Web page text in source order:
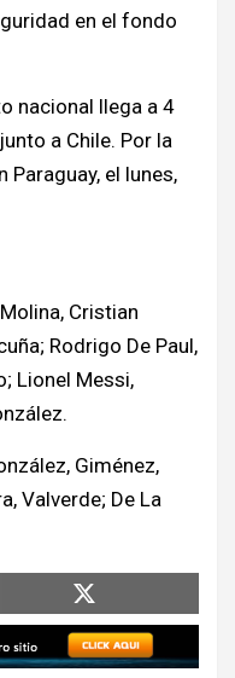
en el fondo
nacional llega a 4
a Chile. Por la
el lunes,
Cristian
Rodrigo De Paul,
Lionel Messi,
Giménez,
Valverde; De La